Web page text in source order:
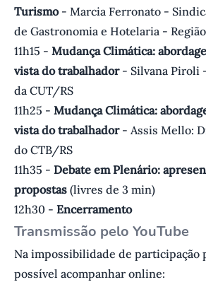
Turismo- Marcia Ferronato -
de Gastronomia e Hotelaria -
11h15 - Mudança Climática:
vista do trabalhador- Silvana Piroli
da CUT/RS
11h25 - Mudança Climática:
vista do trabalhador- Assis Mello:
do CTB/RS
11h35 - Debate em Plenário:
propostas (livres de 3 min)
12h30 - Encerramento
Transmissão pelo YouTube
Na impossibilidade de participação
possível acompanhar online: